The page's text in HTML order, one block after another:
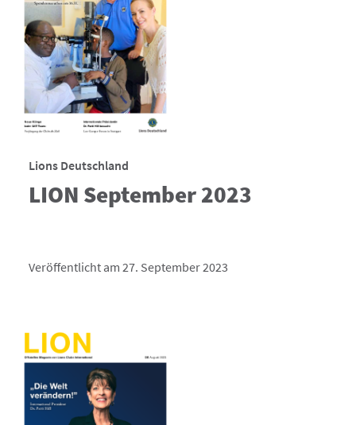
Lions Deutschland
LION September 2023
Veröffentlicht am 27. September 2023